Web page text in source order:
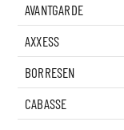
AVANTGARDE
AXXESS
BORRESEN
CABASSE